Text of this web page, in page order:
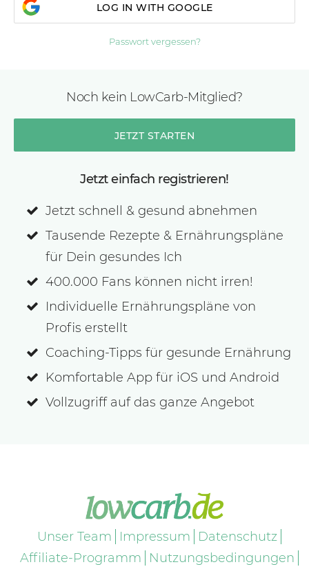
LOG IN WITH GOOGLE
Passwort vergessen?
Noch kein LowCarb-Mitglied?
JETZT STARTEN
Jetzt einfach registrieren!
Jetzt schnell & gesund abnehmen
Tausende Rezepte & Ernährungspläne
für Dein gesundes Ich
400.000 Fans können nicht irren!
Individuelle Ernährungspläne von
Profis erstellt
Coaching-Tipps für gesunde Ernährung
Komfortable App für iOS und Android
Vollzugriff auf das ganze Angebot
Unser Team Impressum
Datenschutz
Affiliate-Programm
Nutzungsbedingungen